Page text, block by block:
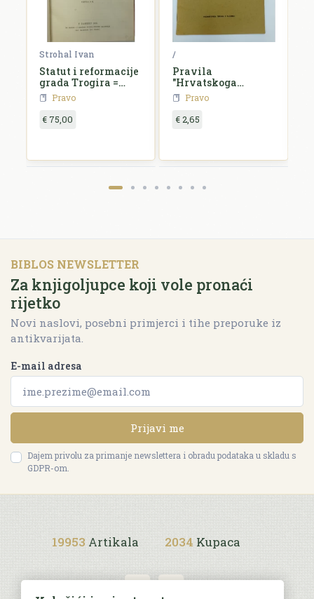
Strohal Ivan
Statut i reformacije
grada Trogira =
Statutum et
reformationes
civitatis Tragurii
Pravo
€ 75,00
/
Pravila
"Hrvatskoga
štediše"
Pravo
€ 2,65
BIBLOS NEWSLETTER
Za knjigoljupce koji vole pronaći
rijetko
Novi naslovi, posebni primjerci i tihe preporuke iz
antikvarijata.
E-mail adresa
Prijavi me
Dajem privolu za primanje newslettera i obradu podataka u skladu s
GDPR-om.
19953 Artikala 2034 Kupaca